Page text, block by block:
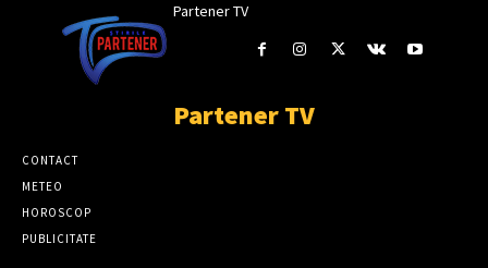
Partener TV
Partener TV
CONTACT
METEO
HOROSCOP
PUBLICITATE